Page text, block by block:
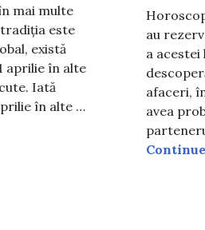
mai multe
este
există
aprilie în alte
Iată
în alte …
în alte țări: Lucruri mai
au
a
afaceri,
avea